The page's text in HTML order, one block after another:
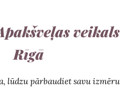
veikals
Rīgā
lūdzu pārbaudiet savu izmēru